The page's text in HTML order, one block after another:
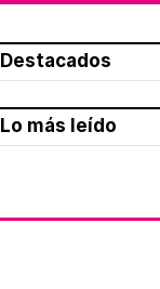
Destacados
Lo más leído